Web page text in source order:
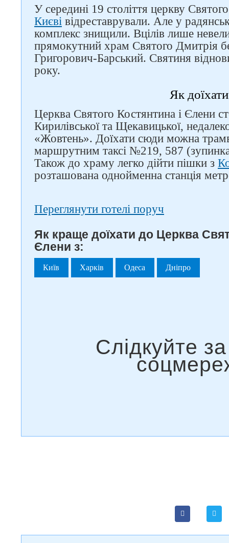
У середині 19 століття церкву
Києві відреставрували. Але у
комплекс знищили. Вцілів лише
прямокутний храм Святого Дмитрія
Григорович-Барський. Святиня
року.
Як доїхати
Церква Святого Костянтина і Єлени
Кирилівської та Щекавицької,
«Жовтень». Доїхати сюди можна
маршрутним таксі №219, 587
Також до храму легко дійти пішки з
розташована однойменна станція
Переглянути готелі поруч
Як краще доїхати до Церква
Єлени з:
Київ Харків Одеса Дніпро